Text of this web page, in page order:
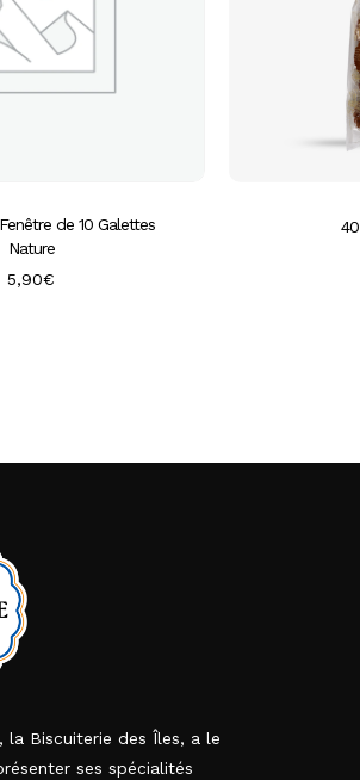
de 10 Galettes
Nature
5,90€
la Biscuiterie des Îles, a le
ses spécialités